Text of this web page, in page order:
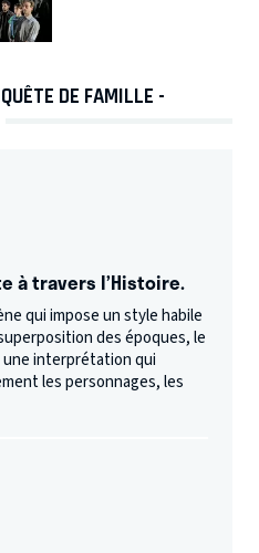
DE FAMILLE -
à travers l’Histoire.
qui impose un style habile
des époques, le
interprétation qui
les personnages, les